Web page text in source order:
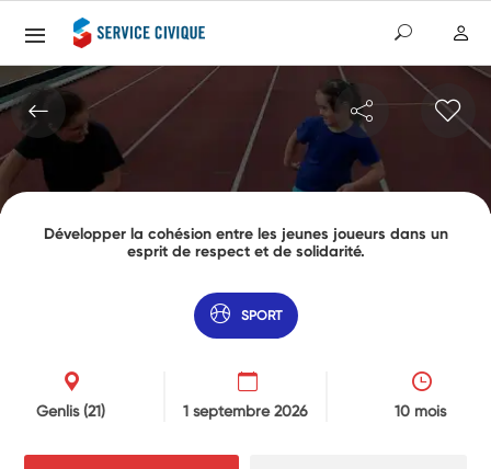
Développer la cohésion entre les jeunes joueurs dans un
esprit de respect et de solidarité.
SPORT
Genlis(21) 1 septembre 2026 10 mois